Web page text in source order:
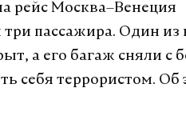
рейс Москва–Венеция
три пассажира. Один из
а его багаж сняли с
себя террористом. Об